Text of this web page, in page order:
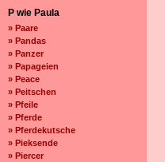
P wie Paula
» Paare
» Pandas
» Panzer
» Papageien
» Peace
» Peitschen
» Pfeile
» Pferde
» Pferdekutsche
» Pieksende
» Piercer